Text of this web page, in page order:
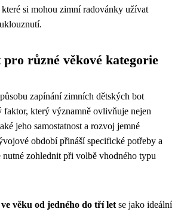
které si mohou zimní radovánky užívat
různé věkové kategorie
zapínání zimních dětských bot
faktor, který významně ovlivňuje nejen
jeho samostatnost a rozvoj jemné
období přináší specifické potřeby a
nutné zohlednit při volbě vhodného typu
věku od jedného do tří let se jako ideální